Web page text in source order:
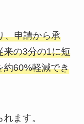
、申請から承
来の3分の1に短
約60%軽減でき
ます。